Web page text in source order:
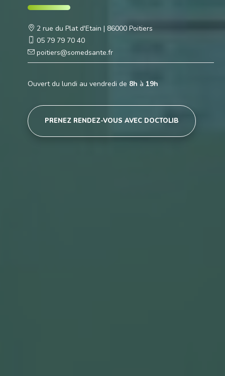
2 rue du Plat d'Etain | 86000 Poitiers
05 79 79 70 40
poitiers@somedsante.fr
Ouvert du lundi au vendredi de 8h à 19h
PRENEZ RENDEZ-VOUS AVEC DOCTOLIB